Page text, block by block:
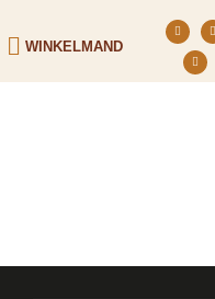
WINKELMAND